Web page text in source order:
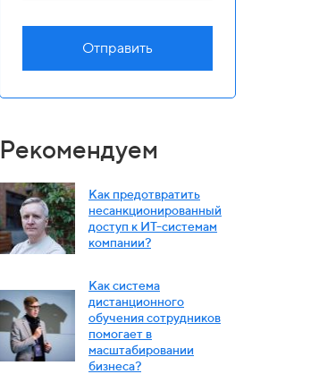
Отправить
Рекомендуем
Как предотвратить
несанкционированный
доступ к ИТ-системам
компании?
Как система
дистанционного
обучения сотрудников
помогает в
масштабировании
бизнеса?